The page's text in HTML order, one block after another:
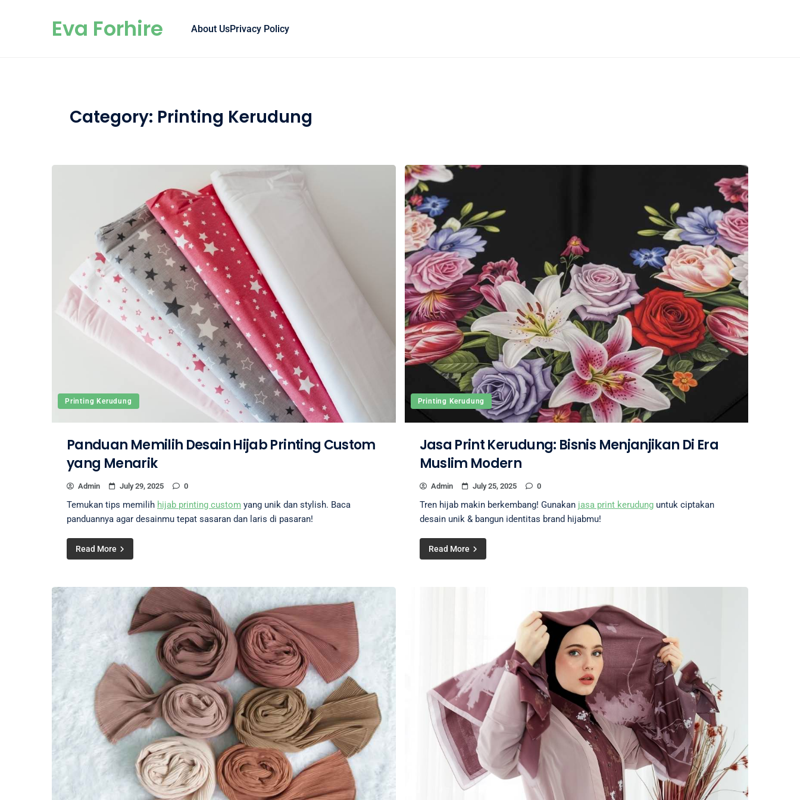
Eva Forhire About UsPrivacy Policy
Category: Printing Kerudung
Printing Kerudung
Panduan Memilih Desain Hijab Printing Custom
yang Menarik
Admin July 29, 2025 0
Temukan tips memilih hijab printing custom yang unik dan stylish. Baca
panduannya agar desainmu tepat sasaran dan laris di pasaran!
Read More
Printing Kerudung
Jasa Print Kerudung: Bisnis Menjanjikan Di Era
Muslim Modern
Admin July 25, 2025 0
Tren hijab makin berkembang! Gunakan jasa print kerudunguntuk ciptakan
desain unik & bangun identitas brand hijabmu!
Read More